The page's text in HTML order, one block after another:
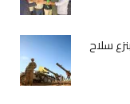
سلاح